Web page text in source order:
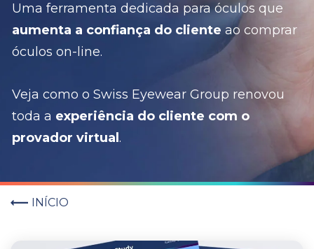
Uma ferramenta dedicada para óculos que
aumenta a confiança do cliente ao comprar
óculos on-line.
Veja como o Swiss Eyewear Group renovou
toda a experiência do cliente com o
provador virtual .
INÍCIO